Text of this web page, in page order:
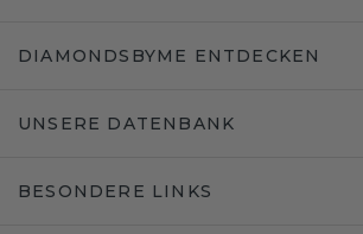
DIAMONDSBYME ENTDECKEN
UNSERE DATENBANK
BESONDERE LINKS